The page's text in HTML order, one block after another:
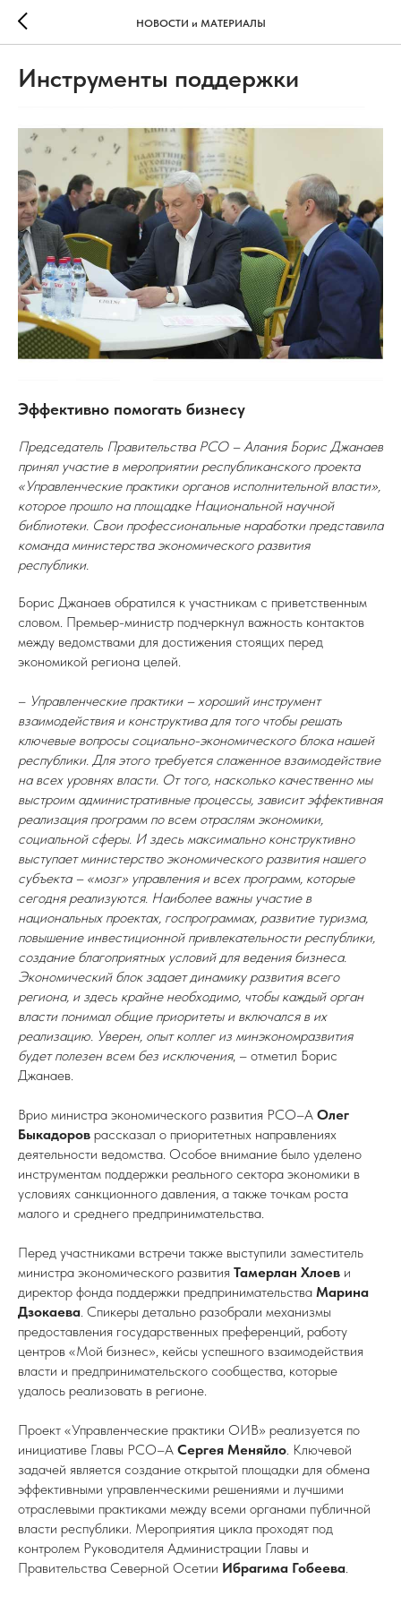
НОВОСТИ и МАТЕРИАЛЫ
Инструменты поддержки
Эффективно помогать бизнесу
Председатель Правительства РСО – Алания Борис Джанаев
принял участие в мероприятии республиканского проекта
«Управленческие практики органов исполнительной власти»,
которое прошло на площадке Национальной научной
библиотеки. Свои профессиональные наработки представила
команда министерства экономического развития
республики.
Борис Джанаев обратился к участникам с приветственным
словом. Премьер-министр подчеркнул важность контактов
между ведомствами для достижения стоящих перед
экономикой региона целей.
– Управленческие практики – хороший инструмент
взаимодействия и конструктива для того чтобы решать
ключевые вопросы социально-экономического блока нашей
республики. Для этого требуется слаженное взаимодействие
на всех уровнях власти. От того, насколько качественно мы
выстроим административные процессы, зависит эффективная
реализация программ по всем отраслям экономики,
социальной сферы. И здесь максимально конструктивно
выступает министерство экономического развития нашего
субъекта – «мозг» управления и всех программ, которые
сегодня реализуются. Наиболее важны участие в
национальных проектах, госпрограммах, развитие туризма,
повышение инвестиционной привлекательности республики,
создание благоприятных условий для ведения бизнеса.
Экономический блок задает динамику развития всего
региона, и здесь крайне необходимо, чтобы каждый орган
власти понимал общие приоритеты и включался в их
реализацию. Уверен, опыт коллег из минэкономразвития
будет полезен всем без исключения, – отметил Борис
Джанаев.
Врио министра экономического развития РСО–А Олег
Быкадоров рассказал о приоритетных направлениях
деятельности ведомства. Особое внимание было уделено
инструментам поддержки реального сектора экономики в
условиях санкционного давления, а также точкам роста
малого и среднего предпринимательства.
Перед участниками встречи также выступили заместитель
министра экономического развития Тамерлан Хлоев и
директор фонда поддержки предпринимательства Марина
Дзокаева. Спикеры детально разобрали механизмы
предоставления государственных преференций, работу
центров «Мой бизнес», кейсы успешного взаимодействия
власти и предпринимательского сообщества, которые
удалось реализовать в регионе.
Проект «Управленческие практики ОИВ» реализуется по
инициативе Главы РСО–А Сергея Меняйло. Ключевой
задачей является создание открытой площадки для обмена
эффективными управленческими решениями и лучшими
отраслевыми практиками между всеми органами публичной
власти республики. Мероприятия цикла проходят под
контролем Руководителя Администрации Главы и
Правительства Северной Осетии Ибрагима Гобеева.